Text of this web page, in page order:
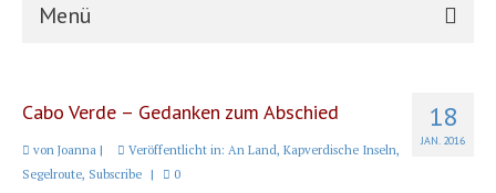
Menü
Schiff
Crew
18
JAN. 2016
Cabo Verde – Gedanken zum Abschied
von Joanna | Veröffentlicht in: An Land, Kapverdische Inseln,
Segelroute, Subscribe | 0